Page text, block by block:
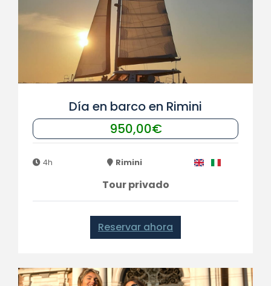
Día en barco en Rimini
950,00€
4h Rimini
Tour privado
Reservar ahora